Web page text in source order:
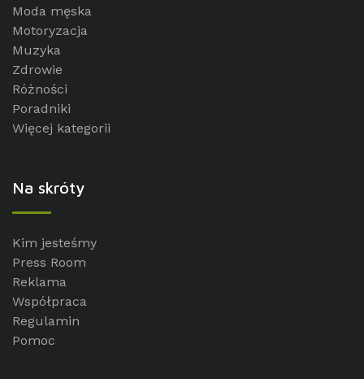
Moda męska
Motoryzacja
Muzyka
Zdrowie
Różności
Poradniki
Więcej kategorii
Na skróty
Kim jesteśmy
Press Room
Reklama
Współpraca
Regulamin
Pomoc